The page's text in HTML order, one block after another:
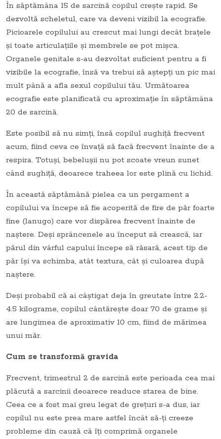
În săptămâna 15 de sarcină copilul creşte rapid. Se
dezvoltă scheletul, care va deveni vizibil la ecografie.
Picioarele copilului au crescut mai lungi decât braţele
şi toate articulaţiile şi membrele se pot mişca.
Organele genitale s-au dezvoltat suficient pentru a fi
vizibile la ecografie, însă va trebui să aştepţi un pic mai
mult până a afla sexul copilului tău. Următoarea
ecografie este planificată cu aproximaţie în săptămâna
20 de sarcină.
Este posibil să nu simţi, însă copilul sughiţă frecvent
acum, fiind ceva ce învaţă să facă frecvent înainte de a
respira. Totuşi, bebeluşii nu pot scoate vreun sunet
când sughiţă, deoarece traheea lor este plină cu lichid.
În această săptămână pielea ca un pergament a
copilului va începe să fie acoperită de fire de păr foarte
fine (lanugo) care vor dispărea frecvent înainte de
naştere. Deşi sprâncenele au început să crească, iar
părul din vârful capului începe să răsară, acest tip de
păr îşi va schimba, atât textura, cât şi culoarea după
naştere.
Deşi probabil că ai câştigat deja în greutate între 2.2-
4.5 kilograme, copilul cântăreşte doar 70 de grame şi
are lungimea de aproximativ 10 cm, fiind de mărimea
unui măr.
Cum se transformă gravida
Frecvent, trimestrul 2 de sarcină este perioada cea mai
plăcută a sarcinii deoarece readuce starea de bine.
Ceea ce a fost mai greu legat de greţuri s-a dus, iar
copilul nu este prea mare astfel încât să-ţi creeze
probleme din cauză că îţi comprimă organele